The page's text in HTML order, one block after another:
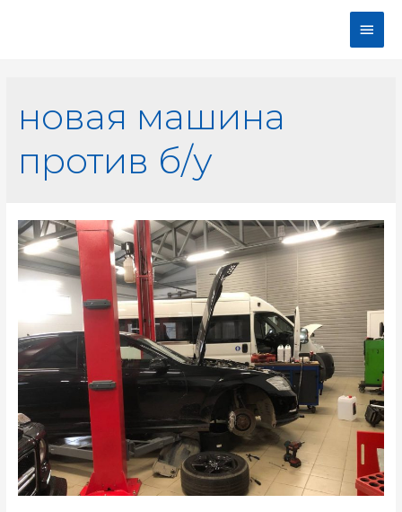
новая машина
против б/у